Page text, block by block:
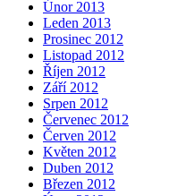
Únor 2013
Leden 2013
Prosinec 2012
Listopad 2012
Říjen 2012
Září 2012
Srpen 2012
Červenec 2012
Červen 2012
Květen 2012
Duben 2012
Březen 2012